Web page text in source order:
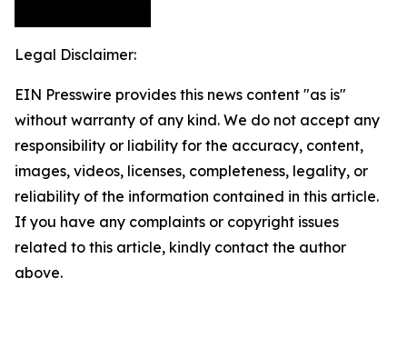
Legal Disclaimer:
EIN Presswire provides this news content "as is"
without warranty of any kind. We do not accept any
responsibility or liability for the accuracy, content,
images, videos, licenses, completeness, legality, or
reliability of the information contained in this article.
If you have any complaints or copyright issues
related to this article, kindly contact the author
above.